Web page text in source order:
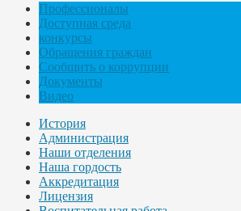
Профессионалы
Доступная среда
конкурсы
Обращения граждан
Сообщить о коррупции
Документы
Видео
История
Администрация
Наши отделения
Наша гордость
Аккредитация
Лицензия